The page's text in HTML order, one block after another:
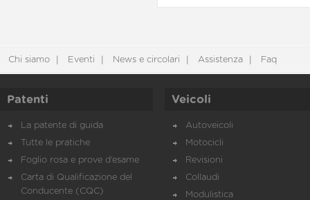
Chi siamo Eventi News e circolari Assistenza Faq
Patenti
La patente di guida
Tutte le pratiche
Foglio rosa e prove d’esame
Carta di Qualificazione del
Conducente (CQC)
Veicoli
Autoveicoli
Motocicli
Revisioni
Collaudi
Modulistica